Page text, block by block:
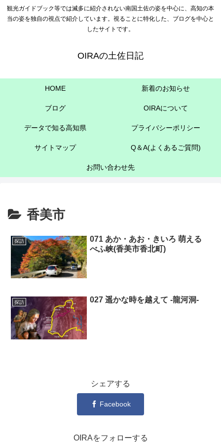
観光ガイドブック等では滅多に紹介されない南国土佐の姿を中心に、高知の本
当の姿を独自の視点で紹介しています。視ることに特化した、ブログを中心と
したサイトです。
OIRAの土佐日記
HOME 新着のお知らせ
ブログ OIRAについて
データで知る高知県 プライバシーポリシー
サイトマップ Q＆A(よくあるご質問)
お問い合わせ先
香美市
探訪
071 あか・あお・きいろ 萌える
べふ峡(香美市香北町)
探訪 027 遥かな時を越えて -龍河洞-
シェアする
Facebook
OIRAをフォローする